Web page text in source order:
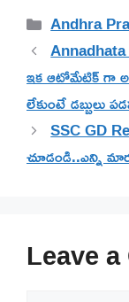
Categories
Andhra
ఇక ఆటోమేటిక్ గా
లేకుంటే డబ్బులు
SSC GD
చూడండి..ఎన్ని
Leave